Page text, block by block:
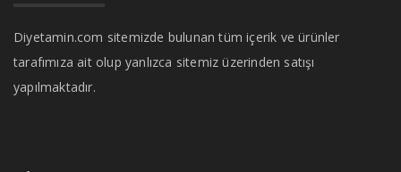
Diyetamin.com sitemizde bulunan tüm içerik ve ürünler
tarafımıza ait olup yanlızca sitemiz üzerinden satışı
yapılmaktadır.